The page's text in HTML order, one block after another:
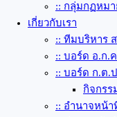
:: กลุ่มกฏหม
เกี่ยวกับเรา
:: ทีมบริหาร
:: บอร์ด อ.ก.
:: บอร์ด ก.ต.
กิจกรร
:: อำนาจหน้า